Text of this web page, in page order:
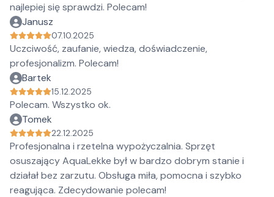
najlepiej się sprawdzi. Polecam!
Janusz
07.10.2025
Uczciwość, zaufanie, wiedza, doświadczenie,
profesjonalizm. Polecam!
Bartek
15.12.2025
Polecam. Wszystko ok.
Tomek
22.12.2025
Profesjonalna i rzetelna wypożyczalnia. Sprzęt
osuszający AquaLekke był w bardzo dobrym stanie i
działał bez zarzutu. Obsługa miła, pomocna i szybko
reagująca. Zdecydowanie polecam!